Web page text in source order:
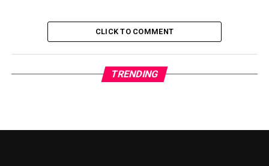
CLICK TO COMMENT
TRENDING